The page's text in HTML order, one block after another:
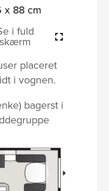
x 88 cm
i fuld
skærm
placeret
i vognen.
bagerst i